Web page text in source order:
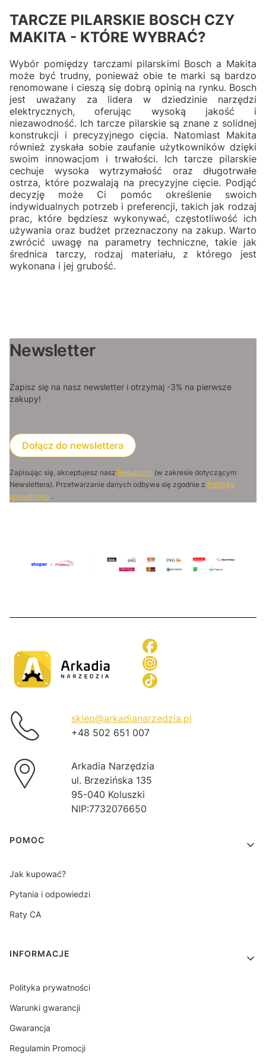
TARCZE PILARSKIE BOSCH CZY
MAKITA - KTÓRE WYBRAĆ?
Wybór pomiędzy tarczami pilarskimi Bosch a Makita
może być trudny, ponieważ obie te marki są bardzo
renomowane i cieszą się dobrą opinią na rynku. Bosch
jest uważany za lidera w dziedzinie narzędzi
elektrycznych, oferując wysoką jakość i
niezawodność. Ich tarcze pilarskie są znane z solidnej
konstrukcji i precyzyjnego cięcia. Natomiast Makita
również zyskała sobie zaufanie użytkowników dzięki
swoim innowacjom i trwałości. Ich tarcze pilarskie
cechuje wysoka wytrzymałość oraz długotrwałe
ostrza, które pozwalają na precyzyjne cięcie. Podjąć
decyzję może Ci pomóc określenie swoich
indywidualnych potrzeb i preferencji, takich jak rodzaj
prac, które będziesz wykonywać, częstotliwość ich
używania oraz budżet przeznaczony na zakup. Warto
zwrócić uwagę na parametry techniczne, takie jak
średnica tarczy, rodzaj materiału, z którego jest
wykonana i jej grubość.
Newsletter
Zapisz się na nasz newsletter i otrzymaj -3% na pierwsze
zakupy!
Dołącz do newslettera
Zapisując się, akceptujesz nasz Regulamin (w zakresie dotyczącym
Newslettera). Przetwarzanie danych odbywa się zgodnie z Polityką
prywatności.
sklep@arkadianarzedzia.pl
+48 502 651 007
Arkadia Narzędzia
ul. Brzezińska 135
95-040 Koluszki
NIP:7732076650
Linki w stopce
POMOC
Jak kupować?
Pytania i odpowiedzi
Raty CA
INFORMACJE
Polityka prywatności
Warunki gwarancji
Gwarancja
Regulamin Promocji